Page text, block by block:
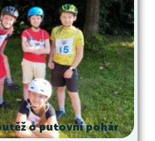
o putovní pohár